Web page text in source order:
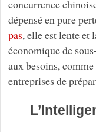
concurrence
dépensé en pure
pas, elle est lente et
économique de
aux besoins,
entreprises de